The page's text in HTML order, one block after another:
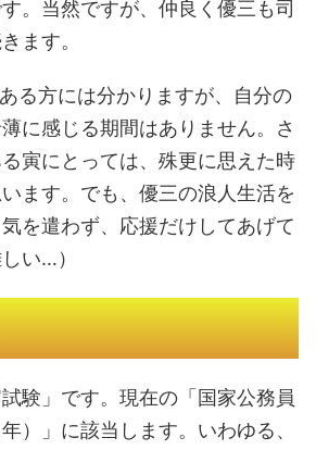
。当然ですが、仲良く優三も司
ます。
る方には分かりますが、自分の
に感じる期間はありません。さ
寅にとっては、殊更に思えた時
ます。でも、優三の浪人生活を
を遣わず、応援だけしてあげて
い…）
験」です。現在の「国家公務員
）」に該当します。いわゆる、